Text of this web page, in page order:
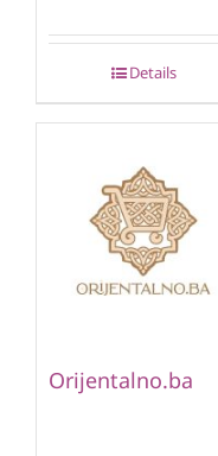
Details
Orijentalno.ba